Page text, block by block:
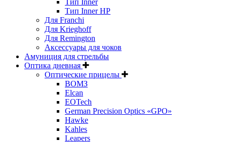
Тип Inner HP
Для Franchi
Для Krieghoff
Для Remington
Аксессуары для чоков
Амуниция для стрельбы
Оптика дневная
Оптические прицелы
ВОМЗ
Elcan
EOTech
German Precision Optics «GPO»
Hawke
Kahles
Leapers